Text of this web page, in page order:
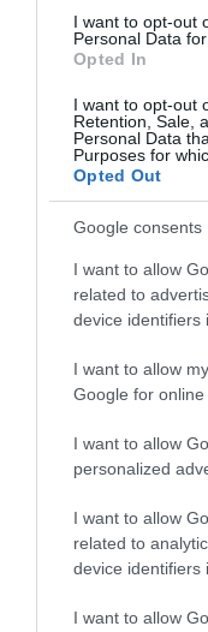
I want to opt-out
Personal Data
Opted In
I want to opt-out
Retention, Sale,
Personal Data
Purposes for
Opted Out
Google consents
I want to allow
related to
device identifiers
I want to allow
Google for
I want to allow
personalized
I want to allow
related to
device identifiers
I want to allow
HASONLÓ ÉRDEKESSÉGEK
A KOALA EVOLÚCIÓS
NYUGODT